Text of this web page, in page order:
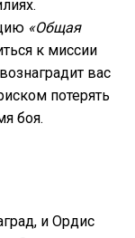
«Общая
к миссии
вас
потерять
боя.
и Ордис